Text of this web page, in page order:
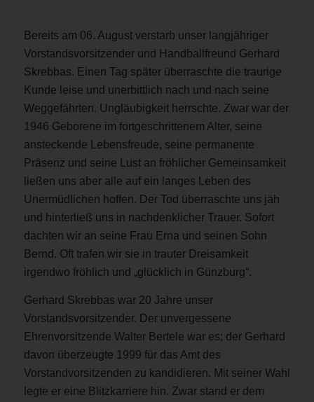
Bereits am 06. August verstarb unser langjähriger
Vorstandsvorsitzender und Handballfreund Gerhard
Skrebbas. Einen Tag später überraschte die traurige
Kunde leise und unerbittlich nach und nach seine
Weggefährten. Ungläubigkeit herrschte. Zwar war der
1946 Geborene im fortgeschrittenem Alter, seine
ansteckende Lebensfreude, seine permanente
Präsenz und seine Lust an fröhlicher Gemeinsamkeit
ließen uns aber alle auf ein langes Leben des
Unermüdlichen hoffen. Der Tod überraschte uns jäh
und hinterließ uns in nachdenklicher Trauer. Sofort
dachten wir an seine Frau Erna und seinen Sohn
Bernd. Oft trafen wir sie in trauter Dreisamkeit
irgendwo fröhlich und „glücklich in Günzburg“.
Gerhard Skrebbas war 20 Jahre unser
Vorstandsvorsitzender. Der unvergessene
Ehrenvorsitzende Walter Bertele war es; der Gerhard
davon überzeugte 1999 für das Amt des
Vorstandvorsitzenden zu kandidieren. Mit seiner Wahl
legte er eine Blitzkarriere hin. Zwar stand er dem